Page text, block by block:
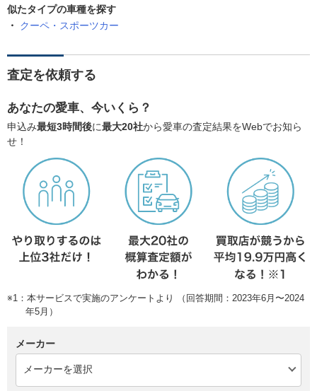
似たタイプの車種を探す
クーペ・スポーツカー
査定を依頼する
あなたの愛車、今いくら？
申込み最短3時間後に最大20社から愛車の査定結果をWebでお知ら
せ！
※1：本サービスで実施のアンケートより （回答期間：2023年6月〜2024
年5月）
メーカー